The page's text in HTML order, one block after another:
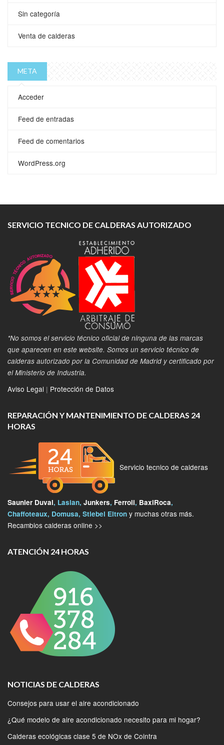
Sin categoría
Venta de calderas
META
Acceder
Feed de entradas
Feed de comentarios
WordPress.org
SERVICIO TECNICO DE CALDERAS AUTORIZADO
*No somos el servicio técnico oficial de ninguna de las marcas
que aparecen en este website. Somos un servicio técnico de
calderas autorizado por la Comunidad de Madrid y certificado por
el Ministerio de Industria.
Aviso Legal | Protección de Datos
REPARACIÓN Y MANTENIMIENTO DE CALDERAS 24
HORAS
Servicio tecnico de calderas
Saunier Duval, Lasian, Junkers, Ferroli, BaxiRoca,
Chaffoteaux, Domusa, Stiebel Eltron y muchas otras más.
Recambios calderas online >>
ATENCIÓN 24 HORAS
NOTICIAS DE CALDERAS
Consejos para usar el aire acondicionado
¿Qué modelo de aire acondicionado necesito para mi hogar?
Calderas ecológicas clase 5 de NOx de Cointra